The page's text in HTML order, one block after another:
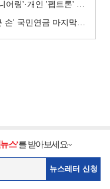
닥 순매수- 2026년 7월27일~7월31일]
국민연금 마지막 타자
스’를 받아보세요~
뉴스레터 신청